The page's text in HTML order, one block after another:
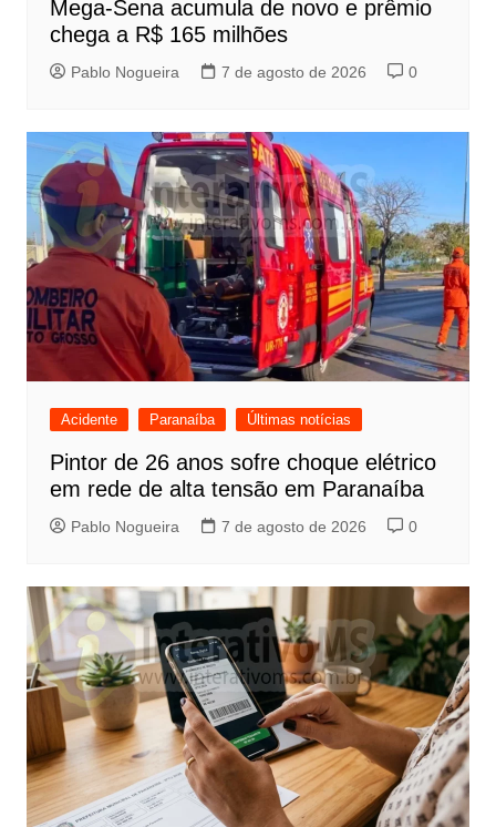
Mega-Sena acumula de novo e prêmio
chega a R$ 165 milhões
Pablo Nogueira 7 de agosto de 2026 0
Acidente Paranaíba Últimas notícias
Pintor de 26 anos sofre choque elétrico
em rede de alta tensão em Paranaíba
Pablo Nogueira 7 de agosto de 2026 0